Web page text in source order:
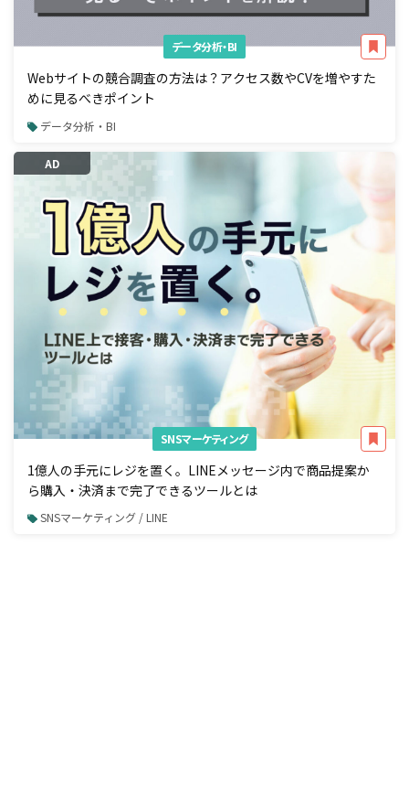
データ分析・BI
Webサイトの競合調査の方法は？アクセス数やCVを増やすた
めに見るべきポイント
データ分析・BI
AD
SNSマーケティング
1億人の手元にレジを置く。LINEメッセージ内で商品提案か
ら購入・決済まで完了できるツールとは
SNSマーケティング / LINE